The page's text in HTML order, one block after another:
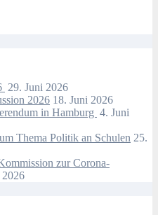
29. Juni 2026
2026 18. Juni 2026
in Hamburg 4. Juni
Thema Politik an Schulen 25.
zur Corona-